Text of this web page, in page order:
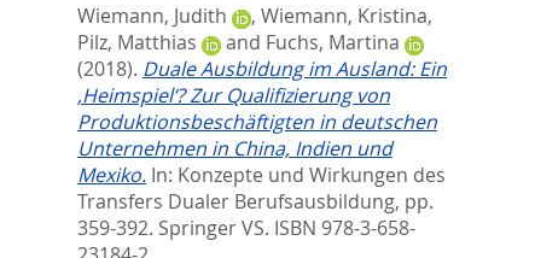
Wiemann, Judith
, Wiemann, Kristina,
Pilz, Matthias
and Fuchs, Martina
(2018). Duale Ausbildung im Ausland: Ein
‚Heimspiel‘? Zur Qualifizierung von
Produktionsbeschäftigten in deutschen
Unternehmen in China, Indien und
Mexiko. In: Konzepte und Wirkungen des
Transfers Dualer Berufsausbildung, pp.
359-392. Springer VS. ISBN 978-3-658-